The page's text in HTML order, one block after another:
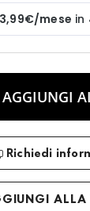
AGGIUNGI
Richiedi
ALLA